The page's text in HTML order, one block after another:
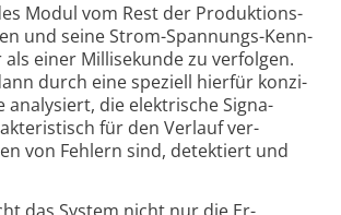
Modul vom Rest der Produk­tions­
und seine Strom-Spannungs-Kenn­
einer Milli­sekunde zu ver­folgen.
durch eine speziell hier­für konzi­
ana­ly­siert, die elek­trische Signa­
für den Ver­lauf ver­
von Fehlern sind, detek­tiert und